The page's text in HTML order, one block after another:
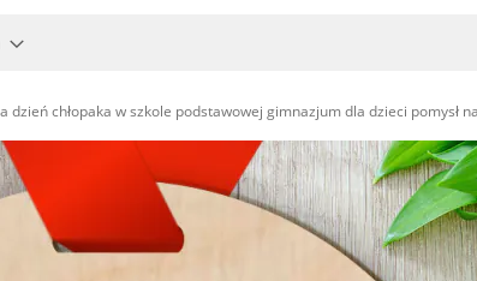
dzień chłopaka w szkole podstawowej gimnazjum dla dzieci pomysł